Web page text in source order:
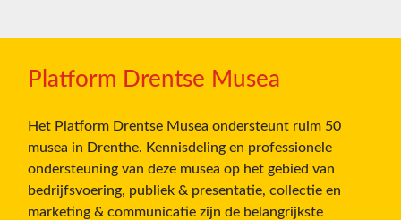
Platform Drentse Musea
Het Platform Drentse Musea ondersteunt ruim 50
musea in Drenthe. Kennisdeling en professionele
ondersteuning van deze musea op het gebied van
bedrijfsvoering, publiek & presentatie, collectie en
marketing & communicatie zijn de belangrijkste